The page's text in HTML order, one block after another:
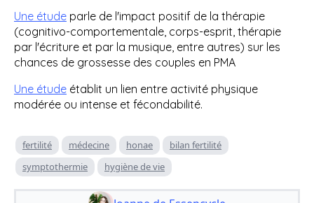
Une étude parle de l'impact positif de la thérapie
(cognitivo-comportementale, corps-esprit, thérapie
par l'écriture et par la musique, entre autres) sur les
chances de grossesse des couples en PMA
Une étude établit un lien entre activité physique
modérée ou intense et fécondabilité.
fertilité médecine honae
bilan fertilité
symptothermie
hygiène de vie